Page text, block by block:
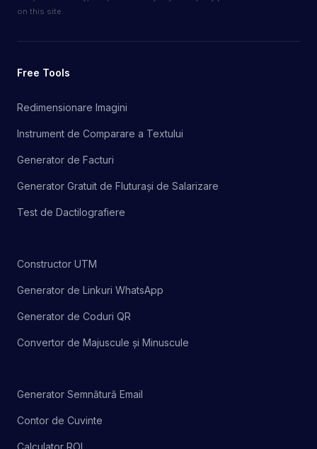
on this site.
Free Tools
Redimensionare Imagini
Instrument de Comparare a Textului
Generator de Facturi
Generator Gratuit de Fluturași de Salarizare
Test de Dactilografiere
Constructor UTM
Generator de Linkuri WhatsApp
Generator de Coduri QR
Convertor de Majuscule și Minuscule
Generator Semnătură Email
Contor de Cuvinte
Calculator ROI